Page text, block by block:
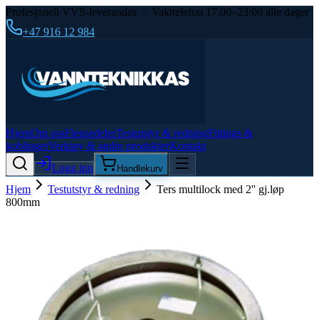
Profesjonell VVS-leverandør · Vakttelefon 17:00–23:00 alle dager
+47 916 12 984
HjemOm ossFlensedelerTestutstyr & redningFittings &
koblingerVerktøy & andre produkterKontakt
Logg inn
Handlekurv
Hjem Testutstyr & redning
Ters multilock med 2'' gj.løp
800mm